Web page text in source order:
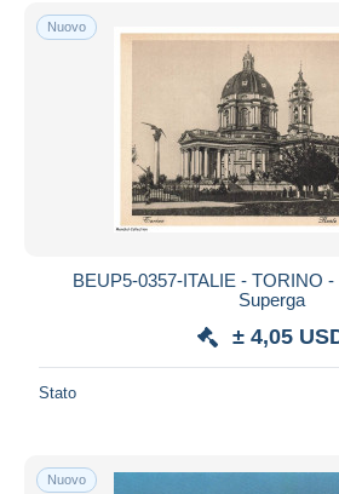
Spedizione gratuita
Bonifico bancario
Visa
Mastercard
Bancontact
Residenza del venditore
Nuovo
BEUP5-0357-ITALIE - TORINO
Superga
± 4,05
Stato
Nuovo